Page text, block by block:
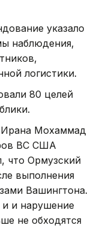
указало
наблюдения,
логистики.
80 целей
Мохаммад
ВС США
что Ормузский
выполнения
Вашингтона.
и и нарушение
не обходятся